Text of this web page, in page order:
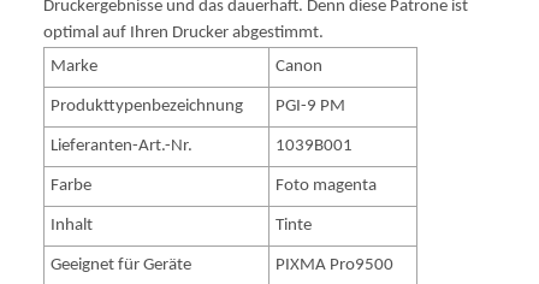
Druckergebnisse und das dauerhaft. Denn diese Patrone ist
optimal auf Ihren Drucker abgestimmt.
Marke
Canon
Produkttypenbezeichnung PGI-9 PM
Lieferanten-Art.-Nr. 1039B001
Farbe Foto magenta
Inhalt Tinte
Geeignet für Geräte PIXMA Pro9500